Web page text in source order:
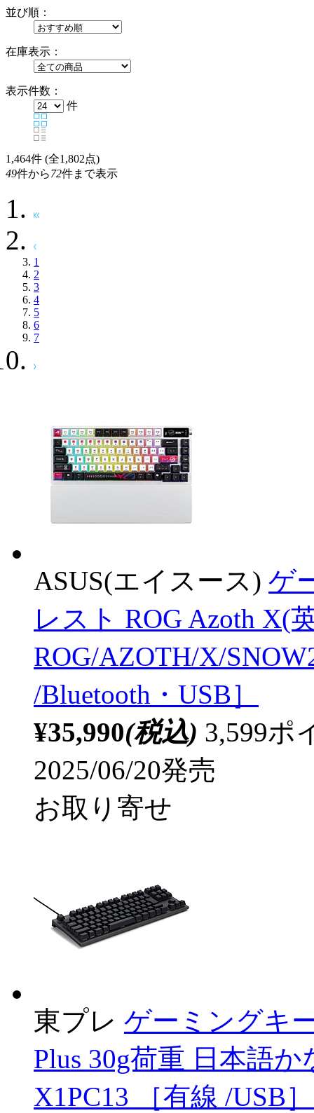
並び順：
在庫表示：
表示件数：
件
1,464件 (全1,802点)
49件から72件まで表示
1
2
3
4
5
6
7
ASUS(エイスース) ゲ
レスト ROG Azoth X(
ROG/AZOTH/X/
/Bluetooth・USB］
¥35,990(税込) 3,599ポ
2025/06/20発売
お取り寄せ
東プレ ゲーミングキ
Plus 30g荷重 日本語
X1PC13 ［有線 /USB